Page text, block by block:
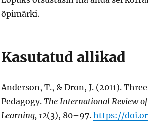
õpimärki.
Kasutatud allikad
Anderson, T., & Dron, J. (2011).
Pedagogy. The International Review
Learning, 12(3), 80–97. https://